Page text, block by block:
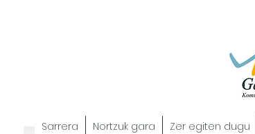
Sarrera Nortzuk gara Zer egiten dugu